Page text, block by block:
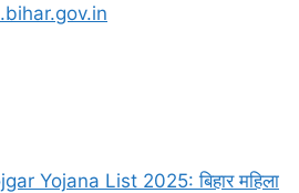
Yojana List 2025: बिहार महिला